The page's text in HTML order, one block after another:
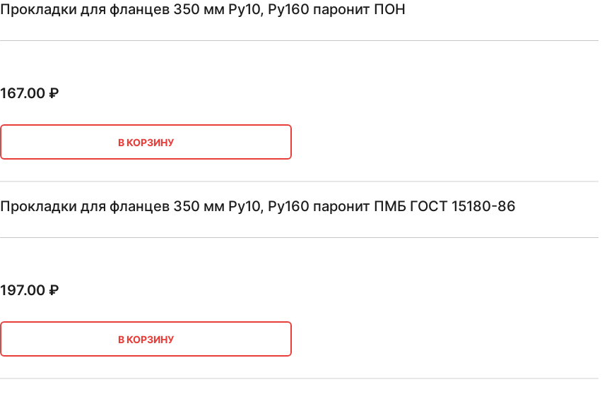
Прокладки для фланцев 350 мм Ру10, Ру160 паронит ПОН
167.00₽
В КОРЗИНУ
Прокладки для фланцев 350 мм Ру10, Ру160 паронит ПМБ ГОСТ 15180-86
197.00₽
В КОРЗИНУ